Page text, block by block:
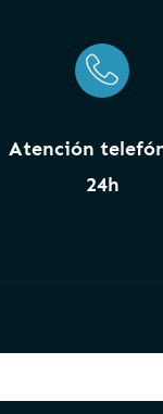
Atención
24h